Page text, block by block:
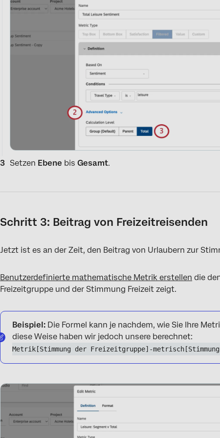
Setzen Ebene bisGesamt.
Schritt 3: Beitrag von Freizeitreisenden
Jetzt ist es an der Zeit, den Beitrag von Urlaubern zur
Benutzerdefinierte mathematische Metrik erstellen die
Freizeitgruppe und der Stimmung Freizeit zeigt.
Beispiel: Die Formel kann je nachdem, wie Sie Ihre
diese Weise haben wir jedoch unsere berechnet:
Metrik[Stimmung der Freizeitgruppe]-